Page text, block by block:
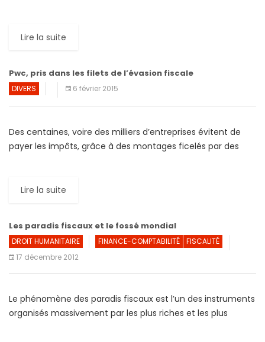
Lire la suite
Pwc, pris dans les filets de l’évasion fiscale
DIVERS 6 février 2015
Des centaines, voire des milliers d’entreprises évitent de
payer les impôts, grâce à des montages ficelés par des
Lire la suite
Les paradis fiscaux et le fossé mondial
DROIT HUMANITAIRE FINANCE-COMPTABILITÉ
FISCALITÉ
17 décembre 2012
Le phénomène des paradis fiscaux est l’un des instruments
organisés massivement par les plus riches et les plus